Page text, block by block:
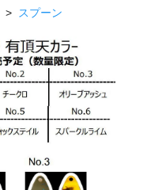
> スプーン